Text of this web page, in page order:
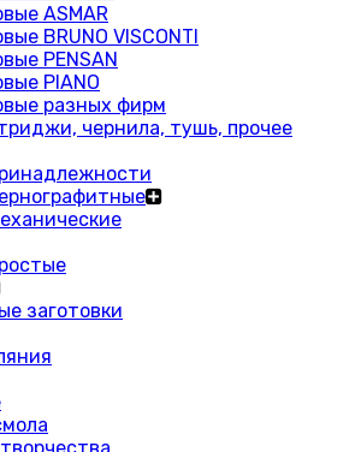
ASMAR
BRUNO VISCONTI
PENSAN
PIANO
разных фирм
чернила, тушь, прочее
заготовки